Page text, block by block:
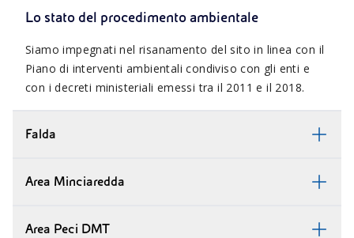
Lo stato del procedimento ambientale
Siamo impegnati nel risanamento del sito in linea con il
Piano di interventi ambientali condiviso con gli enti e
con i decreti ministeriali emessi tra il 2011 e il 2018.
Falda
Area Minciaredda
Area Peci DMT